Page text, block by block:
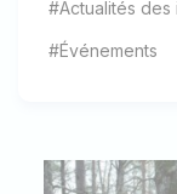
#Actualités des
#Événements